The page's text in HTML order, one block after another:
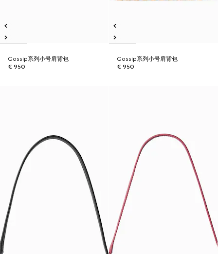
Gossip系列小号肩背包
€ 950
Gossip系列小号肩背包
€ 950